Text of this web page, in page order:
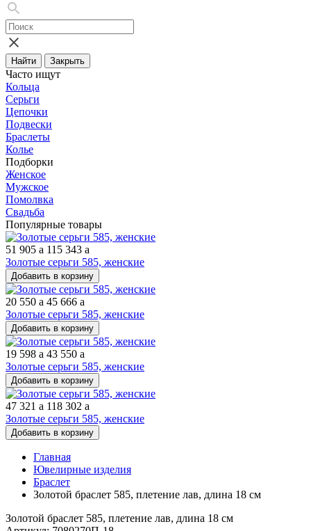
Найти Закрыть
Часто ищут
Кольца
Серьги
Цепочки
Подвески
Браслеты
Колье
Подборки
Женское
Мужское
Помолвка
Свадьба
Популярные товары
51 905 a 115 343 a
Золотые серьги 585, женские
Добавить в корзину
20 550 a 45 666 a
Золотые серьги 585, женские
Добавить в корзину
19 598 a 43 550 a
Золотые серьги 585, женские
Добавить в корзину
47 321 a 118 302 a
Золотые серьги 585, женские
Добавить в корзину
Главная
Ювелирные изделия
Браслет
Золотой браслет 585, плетение лав, длина 18 см
Золотой браслет 585, плетение лав, длина 18 см